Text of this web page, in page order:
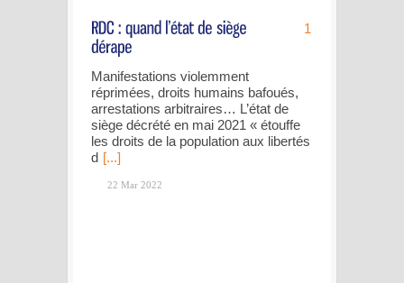
1
Manifestations violemment
réprimées, droits humains bafoués,
arrestations arbitraires… L’état de
siège décrété en mai 2021 « étouffe
les droits de la population aux libertés
d [...]
22 Mar 2022